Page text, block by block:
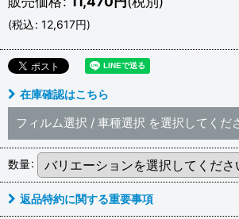
(税込: 12,617円)
在庫確認はこちら
フィルム選択 / 車種選択 を選択してくだ
数量:
返品特約に関する重要事項